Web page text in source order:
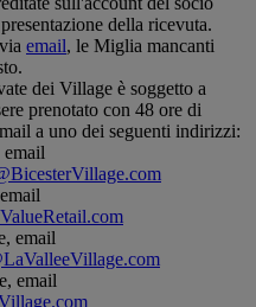
della ricevuta.
email, le Miglia mancanti
dei Village è soggetto a
prenotato con 48 ore di
a uno dei seguenti indirizzi:
email
email